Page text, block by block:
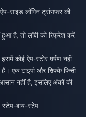
साइड लॉगिन ट्रांसफर की
है, तो लॉबी को रिफ्रेश करें
कोई ऐप-स्टोर घर्षण नहीं
एक टाइपो और सिक्के किसी
नहीं है, इसलिए अंकों की
बाय-स्टेप